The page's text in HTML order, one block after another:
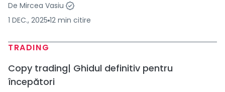
De Mircea Vasiu
1 DEC., 2025 12 min citire
TRADING
Copy trading| Ghidul definitiv pentru
începători